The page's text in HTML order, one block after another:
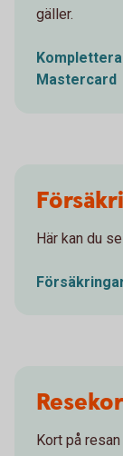
gäller.
Mastercard
Här kan du
Kort på